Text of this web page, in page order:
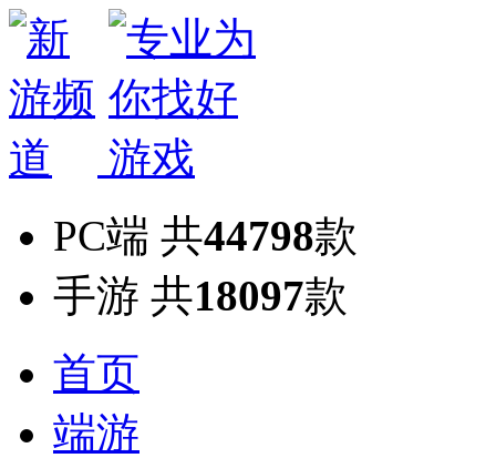
PC端 共44798款
手游 共18097款
首页
端游